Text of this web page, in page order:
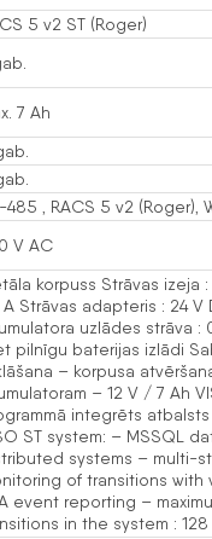
5 v2 ST (Roger)
7 Ah
485 , RACS 5 v2 (Roger),
V AC
korpuss Strāvas izeja
A Strāvas adapteris : 24 V
uzlādes strāva :
pilnīgu baterijas izlādi
– korpusa
– 12 V / 7 Ah
integrēts
ST system: – MSSQL
systems – multi-
of transitions with
event reporting –
in the system : 128